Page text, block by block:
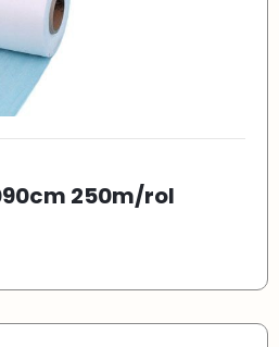
250m/rol